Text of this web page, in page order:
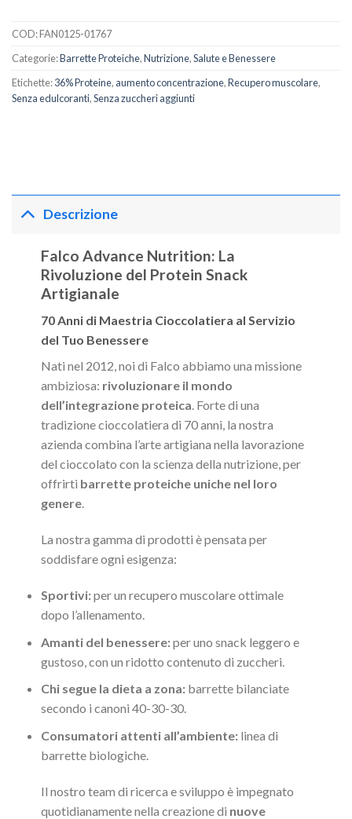
COD:FAN0125-01767
Categorie:Barrette Proteiche,Nutrizione,Salute e Benessere
Etichette:36% Proteine, aumento concentrazione,Recupero muscolare,
Senza edulcoranti,Senza zuccheri aggiunti
Descrizione
Falco Advance Nutrition: La
Rivoluzione del Protein Snack
Artigianale
70 Anni di Maestria Cioccolatiera al Servizio
del Tuo Benessere
Nati nel 2012, noi di Falco abbiamo una missione
ambiziosa: rivoluzionare il mondo
dell’integrazione proteica. Forte di una
tradizione cioccolatiera di 70 anni, la nostra
azienda combina l’arte artigiana nella lavorazione
del cioccolato con la scienza della nutrizione, per
offrirti barrette proteiche uniche nel loro
genere.
La nostra gamma di prodotti è pensata per
soddisfare ogni esigenza:
Sportivi:per un recupero muscolare ottimale
dopo l’allenamento.
Amanti del benessere:per uno snack leggero e
gustoso, con un ridotto contenuto di zuccheri.
Chi segue la dieta a zona:barrette bilanciate
secondo i canoni 40-30-30.
Consumatori attenti all’ambiente:linea di
barrette biologiche.
Il nostro team di ricerca e sviluppo è impegnato
quotidianamente nella creazione di nuove